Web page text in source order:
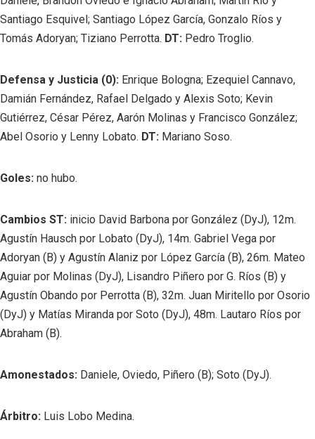
Santiago Esquivel; Santiago López García, Gonzalo Ríos y
Tomás Adoryan; Tiziano Perrotta. DT: Pedro Troglio.
Defensa y Justicia (0): Enrique Bologna; Ezequiel Cannavo,
Damián Fernández, Rafael Delgado y Alexis Soto; Kevin
Gutiérrez, César Pérez, Aarón Molinas y Francisco González;
Abel Osorio y Lenny Lobato. DT: Mariano Soso.
Goles: no hubo.
Cambios ST: inicio David Barbona por González (DyJ), 12m.
Agustín Hausch por Lobato (DyJ), 14m. Gabriel Vega por
Adoryan (B) y Agustín Alaniz por López García (B), 26m. Mateo
Aguiar por Molinas (DyJ), Lisandro Piñero por G. Ríos (B) y
Agustín Obando por Perrotta (B), 32m. Juan Miritello por Osorio
(DyJ) y Matías Miranda por Soto (DyJ), 48m. Lautaro Ríos por
Abraham (B).
Amonestados: Daniele, Oviedo, Piñero (B); Soto (DyJ).
Árbitro: Luis Lobo Medina.